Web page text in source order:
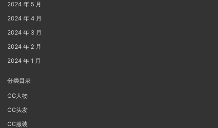
2024 年 5 月
2024 年 4 月
2024 年 3 月
2024 年 2 月
2024 年 1 月
分类目录
CC人物
CC头发
CC服装